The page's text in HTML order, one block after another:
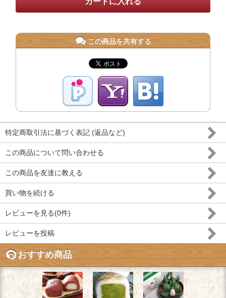
この商品を共有する
特定商取引法に基づく表記 (返品など)
この商品について問い合わせる
この商品を友達に教える
買い物を続ける
レビューを見る(0件)
レビューを投稿
おすすめ商品